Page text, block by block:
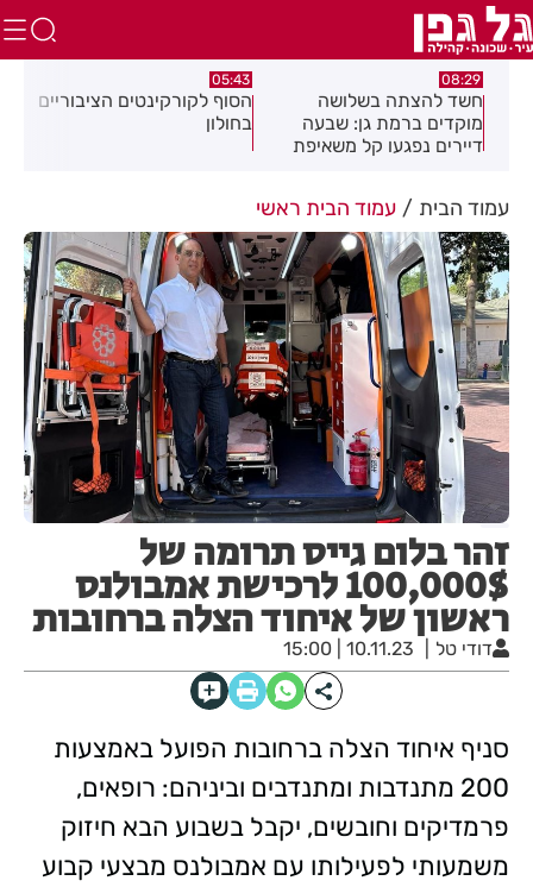
08:29
חשד להצתה בשלושה
מוקדים ברמת גן: שבעה
דיירים נפגעו קל משאיפת
05:43
הסוף לקורקינטים הציבוריים
בחולון
עמוד הבית עמוד הבית ראשי
זהר בלום גייס תרומה של
100,000$ לרכישת אמבולנס
ראשון של איחוד הצלה ברחובות
דודי טל 10.11.23 | 15:00
סניף איחוד הצלה ברחובות הפועל באמצעות
200 מתנדבות ומתנדבים וביניהם: רופאים,
פרמדיקים וחובשים, יקבל בשבוע הבא חיזוק
משמעותי לפעילותו עם אמבולנס מבצעי קבוע